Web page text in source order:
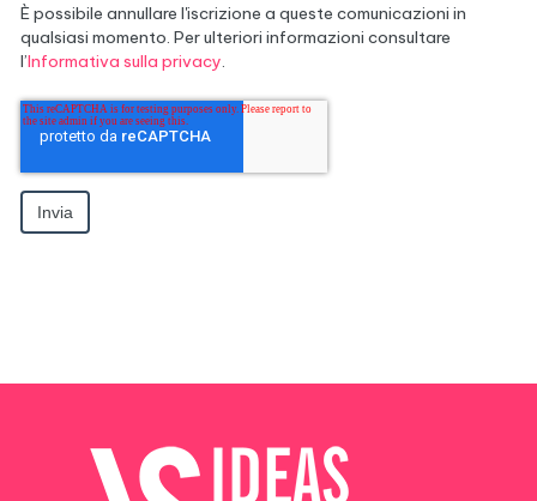
È possibile annullare l'iscrizione a queste comunicazioni in
qualsiasi momento. Per ulteriori informazioni consultare
l’Informativa sulla privacy.